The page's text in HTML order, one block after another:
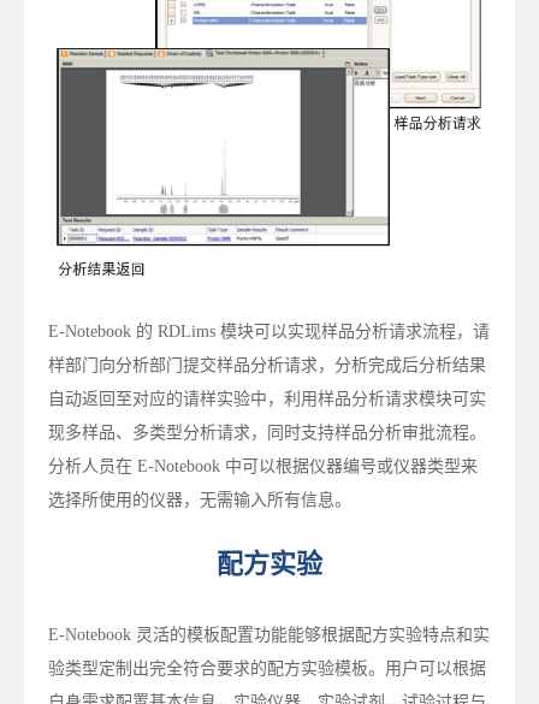
E-Notebook 的 RDLims 模块可以实现样品分析请求流程，请
样部门向分析部门提交样品分析请求，分析完成后分析结果
自动返回至对应的请样实验中，利用样品分析请求模块可实
现多样品、多类型分析请求，同时支持样品分析审批流程。
分析人员在 E-Notebook 中可以根据仪器编号或仪器类型来
选择所使用的仪器，无需输入所有信息。
配方实验
E-Notebook 灵活的模板配置功能能够根据配方实验特点和实
验类型定制出完全符合要求的配方实验模板。用户可以根据